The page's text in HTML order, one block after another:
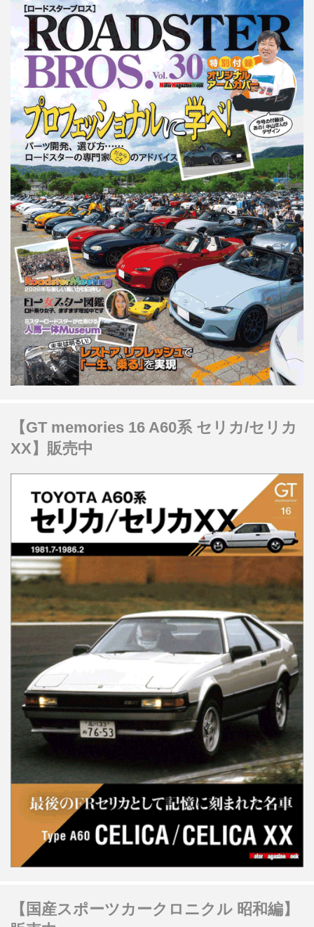
【GT memories 16 A60系 セリカ/セリカ
XX】販売中
【国産スポーツカークロニクル 昭和編】